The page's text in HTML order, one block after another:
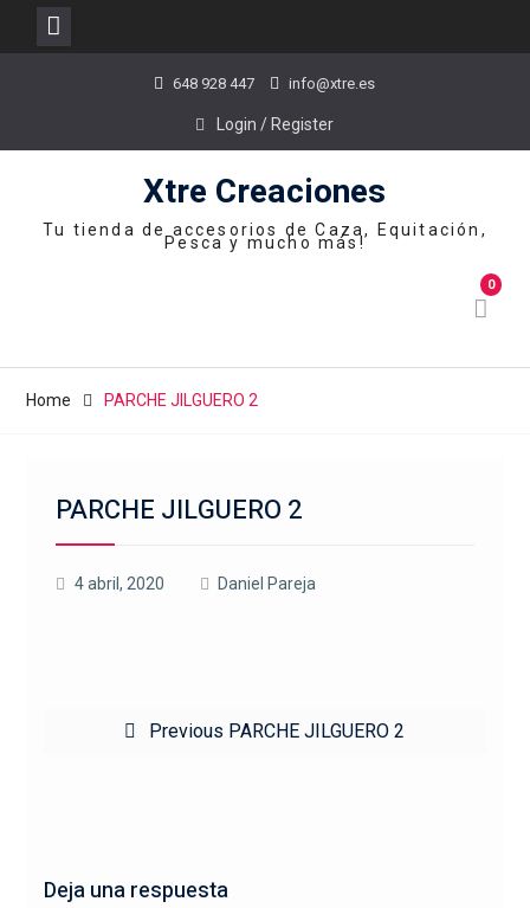
648 928 447 info@xtre.es
Login / Register
Xtre Creaciones
Tu tienda de accesorios de Caza, Equitación,
Pesca y mucho más!
0
Home PARCHE JILGUERO 2
PARCHE JILGUERO 2
4 abril, 2020 Daniel Pareja
Previous Previous
PARCHE JILGUERO 2
Deja una respuesta